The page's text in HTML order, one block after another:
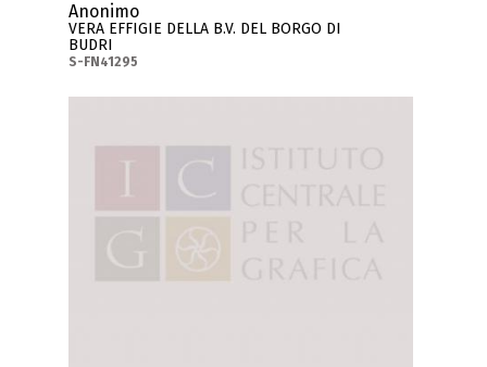
Anonimo
VERA EFFIGIE DELLA B.V. DEL BORGO DI
BUDRI
S-FN41295